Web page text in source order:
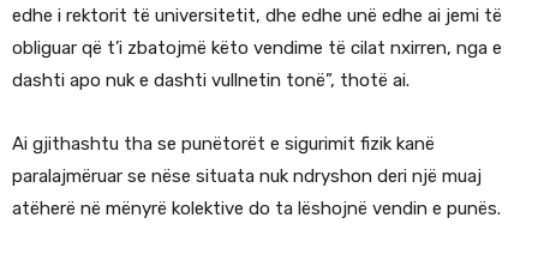
edhe i rektorit të universitetit, dhe edhe unë edhe ai jemi të
obliguar që t’i zbatojmë këto vendime të cilat nxirren, nga e
dashti apo nuk e dashti vullnetin tonë”, thotë ai.
Ai gjithashtu tha se punëtorët e sigurimit fizik kanë
paralajmëruar se nëse situata nuk ndryshon deri një muaj
atëherë në mënyrë kolektive do ta lëshojnë vendin e punës.